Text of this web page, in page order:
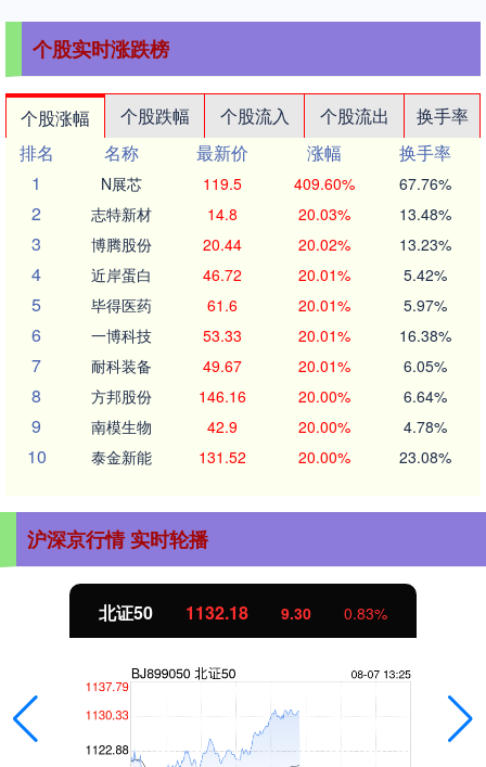
个股实时涨跌榜
个股涨幅 个股跌幅 个股流入 个股流出
换手率
排名
名称 最新价 涨幅
换手率
1
N展芯 119.5 409.60% 67.76%
2 志特新材 14.8 20.03% 13.48%
3 博腾股份 20.44 20.02% 13.23%
4 近岸蛋白 46.72 20.01% 5.42%
5 毕得医药 61.6 20.01% 5.97%
6 一博科技 53.33 20.01% 16.38%
7 耐科装备 49.67 20.01% 6.05%
8 方邦股份 146.16 20.00% 6.64%
9 南模生物 42.9 20.00% 4.78%
10 泰金新能 131.52 20.00% 23.08%
沪深京行情 实时轮播
北证50 1132.18 9.30 0.83%